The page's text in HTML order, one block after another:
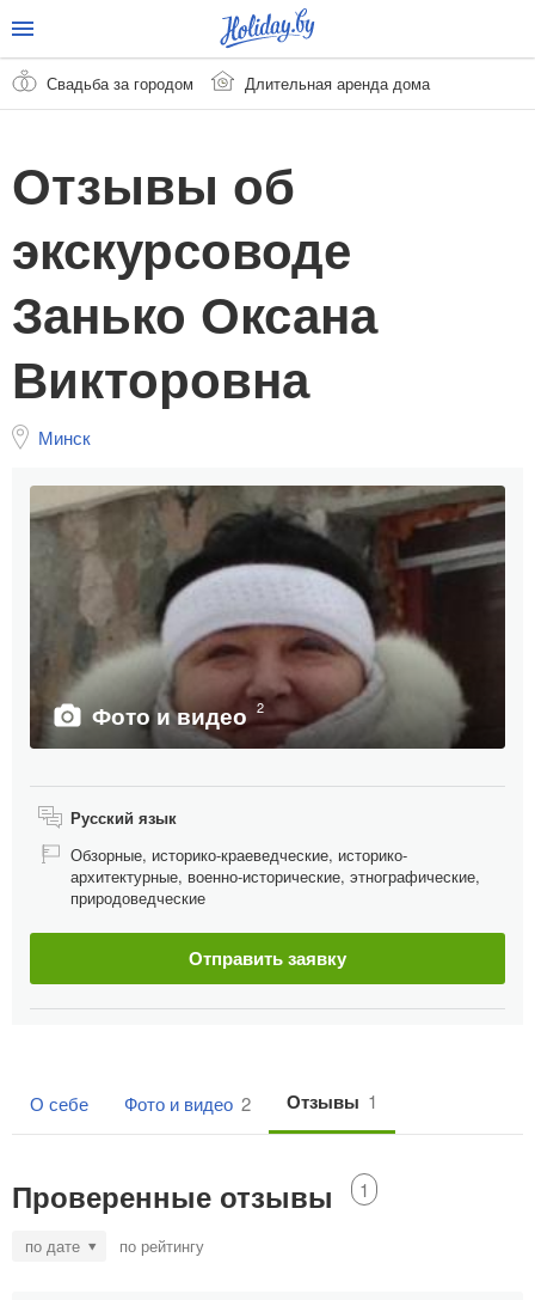
Свадьба за городом Длительная аренда дома
Отзывы об
экскурсоводе
Занько Оксана
Викторовна
Минск
Фото и видео 2
Русский язык
Обзорные, историко-краеведческие, историко-
архитектурные, военно-исторические, этнографические,
природоведческие
Отправить заявку
О себе Фото и видео 2 Отзывы 1
Проверенные отзывы 1
по дате по рейтингу